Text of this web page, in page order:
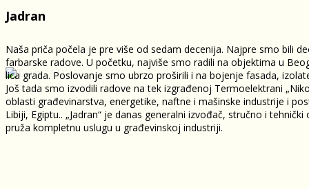
Jadran
Naša priča počela je pre više od sedam decenija. Najpre smo bili
farbarske radove. U početku, najviše smo radili na objektima u
lica grada. Poslovanje smo ubrzo proširili i na bojenje fasada,
Još tada smo izvodili radove na tek izgrađenoj Termoelektrani
oblasti građevinarstva, energetike, naftne i mašinske industrije i
Libiji, Egiptu.. „Jadran“ je danas generalni izvođač, stručno i
pruža kompletnu uslugu u građevinskoj industriji.